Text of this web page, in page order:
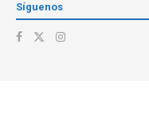
Síguenos